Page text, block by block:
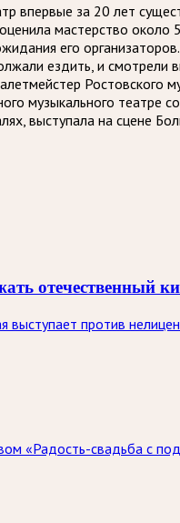
впервые за 20 лет
мастерство
его
ездить, и смотрели
Ростовского
музыкального
выступала на сцене
отечественный
против
«Радость-свадьба с